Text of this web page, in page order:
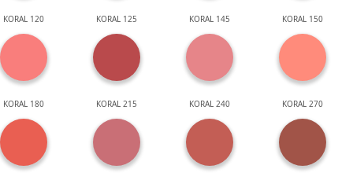
KORAL 120 KORAL 125 KORAL 145 KORAL 150
KORAL 180 KORAL 215 KORAL 240 KORAL 270